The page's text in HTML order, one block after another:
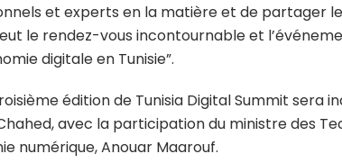
et experts en la matière et de partager
le rendez-vous incontournable et
digitale en Tunisie”.
édition de Tunisia Digital Summit sera
avec la participation du ministre des
numérique, Anouar Maarouf.